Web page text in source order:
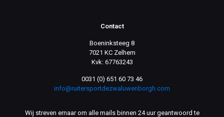
Contact
Boeninksteeg 8
7021 KC Zelhem
Kvk: 67763243
0031 (0) 651 60 73 46
info@ruitersportdezwaluwenborgh.com
Wij streven ernaar om alle mails binnen 24 uur geantwoord te